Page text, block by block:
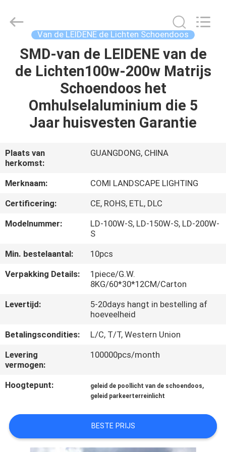
HUIS
PRODUCTEN
ONGEVEER
FABRIEKSREIS
KWALITEITSCONTROLE
CONTACTEER
ONS
NIEUWS
GEVALLEN
PRIVACYBELEID
LIMITED.
Van de LEIDENE de Lichten Schoendoos
SMD-van de LEIDENE van de
de Lichten100w-200w Matrijs
Schoendoos het
Omhulselaluminium die 5
Jaar huisvesten Garantie
Plaats van
herkomst:
GUANGDONG, CHINA
Merknaam:
COMI LANDSCAPE LIGHTING
Certificering:
CE, ROHS, ETL, DLC
Modelnummer:
LD-100W-S, LD-150W-S, LD-200W-
S
Min. bestelaantal:
10pcs
Verpakking Details:
1piece/G.W.
8KG/60*30*12CM/Carton
Levertijd:
5-20days hangt in bestelling af
hoeveelheid
Betalingscondities:
L/C, T/T, Western Union
Levering
vermogen:
100000pcs/month
Hoogtepunt: geleid de poollicht van de schoendoos,
geleid parkeerterreinlicht
BESTE PRIJS